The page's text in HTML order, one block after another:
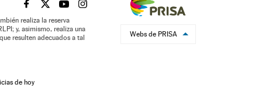
EL PAÍS BRASIL EN FACEBOOK
EL PAÍS BRASIL EN TWITTER
EL PAÍS BRASIL EN YOUTUBE
EL PAÍS BRASIL EN INSTAGRAM
realiza la reserva
y, asimismo, realiza una
resulten adecuados a tal
de hoy
Webs de PRISA